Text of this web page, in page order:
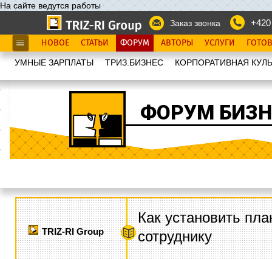
На сайте ведутся работы
Заказ звонка
НОВОЕ СТАТЬИ ФОРУМ АВТОРЫ УСЛУГИ
УМНЫЕ ЗАРПЛАТЫ ТРИЗ.БИЗНЕС КОРПОРАТИВНАЯ
ФОРУМ
TRIZ-RI Group
Как установить
сотруднику